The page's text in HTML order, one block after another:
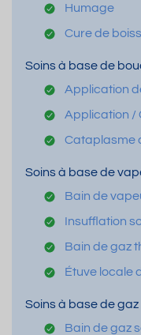
Humage
Cure de
Soins à base de
Application
Application /
Cataplasme
Soins à base de
Bain de
Insufflation
Bain de gaz
Étuve locale
Soins à base de gaz
Bain de gaz